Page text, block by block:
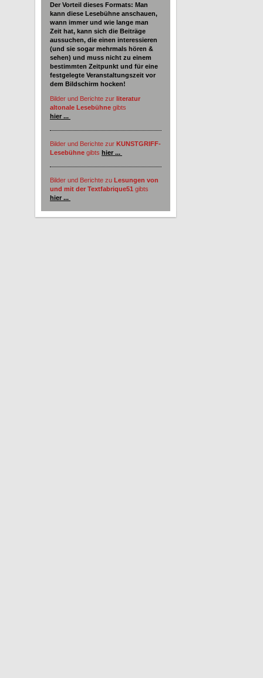
Der Vorteil dieses Formats: Man
kann diese Lesebühne anschauen,
wann immer und wie lange man
Zeit hat, kann sich die Beiträge
aussuchen, die einen interessieren
(und sie sogar mehrmals hören &
sehen) und muss nicht zu einem
bestimmten Zeitpunkt und für eine
festgelegte Veranstaltungszeit vor
dem Bildschirm hocken!
Bilder und Berichte zur literatur
altonale Lesebühne gibts
hier ...
Bilder und Berichte zur KUNSTGRIFF-
Lesebühne gibts hier ...
Bilder und Berichte zu Lesungen von
und mit der Textfabrique51 gibts
hier ...